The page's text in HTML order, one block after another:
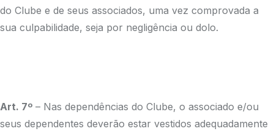
do Clube e de seus associados, uma vez comprovada a
sua culpabilidade, seja por negligência ou dolo.
Art. 7º – Nas dependências do Clube, o associado e/ou
seus dependentes deverão estar vestidos adequadamente